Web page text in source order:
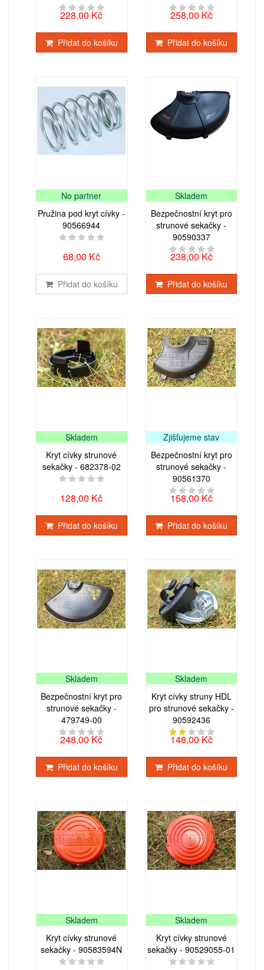
228,00 Kč
Přidat do košíku
258,00 Kč
Přidat do košíku
No partner
Pružina pod kryt cívky -
90566944
68,00 Kč
Přidat do košíku
Skladem
Bezpečnostní kryt pro
strunové sekačky -
90590337
238,00 Kč
Přidat do košíku
Skladem
Kryt cívky strunové
sekačky - 682378-02
128,00 Kč
Přidat do košíku
Zjišťujeme stav
Bezpečnostní kryt pro
strunové sekačky -
90561370
158,00 Kč
Přidat do košíku
Skladem
Bezpečnostní kryt pro
strunové sekačky -
479749-00
248,00 Kč
Přidat do košíku
Skladem
Kryt cívky struny HDL
pro strunové sekačky -
90592436
148,00 Kč
Přidat do košíku
Skladem
Kryt cívky strunové
sekačky - 90583594N
Skladem
Kryt cívky strunové
sekačky - 90529055-01